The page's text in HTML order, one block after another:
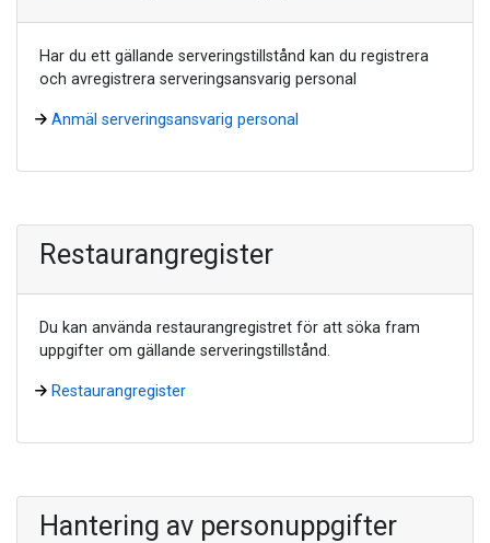
Har du ett gällande serveringstillstånd kan du registrera
och avregistrera serveringsansvarig personal
Anmäl serveringsansvarig personal
Restaurangregister
Du kan använda restaurangregistret för att söka fram
uppgifter om gällande serveringstillstånd.
Restaurangregister
Hantering av personuppgifter